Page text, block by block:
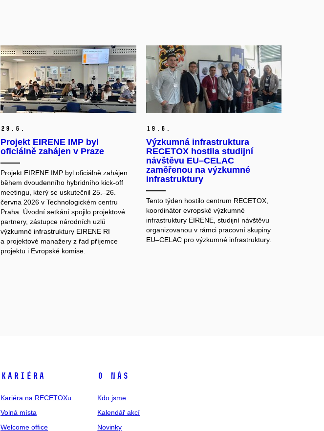
29. 6.
Projekt EIRENE IMP byl
oficiálně zahájen v Praze
Projekt EIRENE IMP byl oficiálně zahájen
během dvoudenního hybridního kick-off
meetingu, který se uskutečnil 25.–26.
června 2026 v Technologickém centru
Praha. Úvodní setkání spojilo projektové
partnery, zástupce národních uzlů
výzkumné infrastruktury EIRENE RI
a projektové manažery z řad příjemce
projektu i Evropské komise.
19. 6.
Výzkumná infrastruktura
RECETOX hostila studijní
návštěvu EU–CELAC
zaměřenou na výzkumné
infrastruktury
Tento týden hostilo centrum RECETOX,
koordinátor evropské výzkumné
infrastruktury EIRENE, studijní návštěvu
organizovanou v rámci pracovní skupiny
EU–CELAC pro výzkumné infrastruktury.
Kariéra
Kariéra na RECETOXu
Volná místa
Welcome office
O nás
Kdo jsme
Kalendář akcí
Novinky